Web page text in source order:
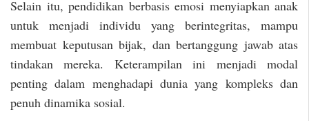
Selain itu, pendidikan berbasis emosi menyiapkan anak
untuk menjadi individu yang berintegritas, mampu
membuat keputusan bijak, dan bertanggung jawab atas
tindakan mereka. Keterampilan ini menjadi modal
penting dalam menghadapi dunia yang kompleks dan
penuh dinamika sosial.